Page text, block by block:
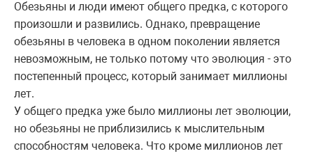
Обезьяны и люди имеют общего предка, с которого
произошли и развились. Однако, превращение
обезьяны в человека в одном поколении является
невозможным, не только потому что эволюция - это
постепенный процесс, который занимает миллионы
лет.
У общего предка уже было миллионы лет эволюции,
но обезьяны не приблизились к мыслительным
способностям человека. Что кроме миллионов лет